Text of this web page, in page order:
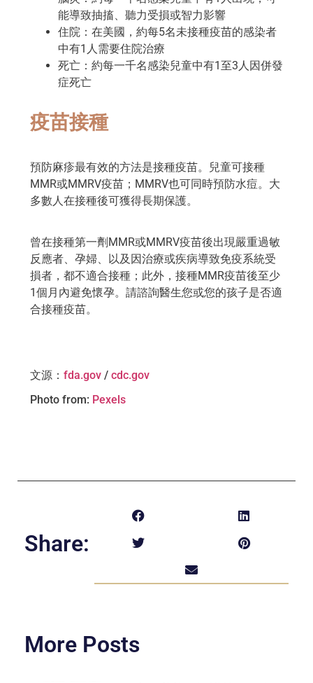
能導致抽搐、聽力受損或智力影響
住院：在美國，約每5名未接種疫苗的感染者
中有1人需要住院治療
死亡：約每一千名感染兒童中有1至3人因併發
症死亡
疫苗接種
預防麻疹最有效的方法是接種疫苗。兒童可接種
MMR或MMRV疫苗；MMRV也可同時預防水痘。大
多數人在接種後可獲得長期保護。
曾在接種第一劑MMR或MMRV疫苗後出現嚴重過敏
反應者、孕婦、以及因治療或疾病導致免疫系統受
損者，都不適合接種；此外，接種MMR疫苗後至少
1個月內避免懷孕。請諮詢醫生您或您的孩子是否適
合接種疫苗。
文源： fda.gov/ cdc.gov
Photo from: Pexels
Share:
More Posts